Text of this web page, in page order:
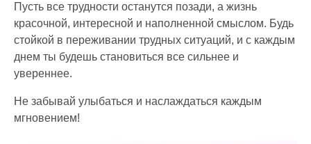
Пусть все трудности останутся позади, а жизнь
красочной, интересной и наполненной смыслом. Будь
стойкой в переживании трудных ситуаций, и с каждым
днем ты будешь становиться все сильнее и
увереннее.
Не забывай улыбаться и наслаждаться каждым
мгновением!